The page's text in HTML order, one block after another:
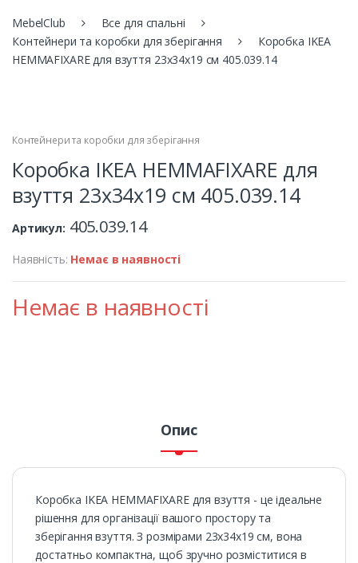
MebelClub
Все для спальні
Контейнери та коробки для зберігання
Коробка IKEA
HEMMAFIXARE для взуття 23х34х19 см 405.039.14
Контейнери та коробки для зберігання
Коробка IKEA HEMMAFIXARE для
взуття 23х34х19 см 405.039.14
Артикул: 405.039.14
Наявність: Немає в наявності
Немає в наявності
Опис
Коробка IKEA HEMMAFIXARE для взуття - це ідеальне
рішення для організації вашого простору та
зберігання взуття. З розмірами 23х34х19 см, вона
достатньо компактна, щоб зручно розміститися в